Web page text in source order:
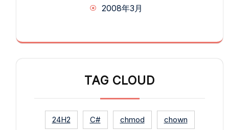
2008年3月
TAG CLOUD
24H2 C# chmod chown